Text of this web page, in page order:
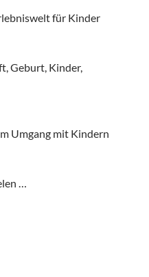
für Kinder
Geburt, Kinder,
Umgang mit Kindern
…